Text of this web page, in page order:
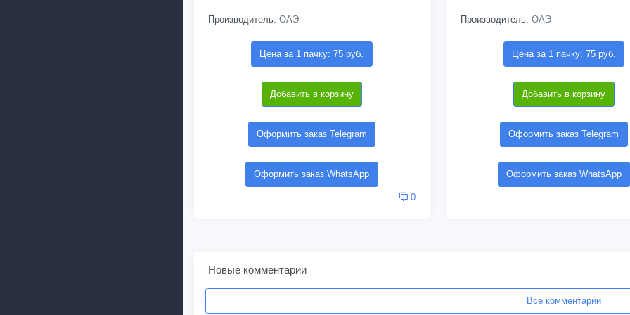
Производитель: ОАЭ
Цена за 1 пачку: 75 руб.
Добавить в корзину
Оформить заказ Telegram
Оформить заказ WhatsApp
0
Производитель: ОАЭ
Цена за 1 пачку: 75 руб.
Добавить в корзину
Оформить заказ Telegram
Оформить заказ WhatsApp
Новые комментарии
Все комментарии